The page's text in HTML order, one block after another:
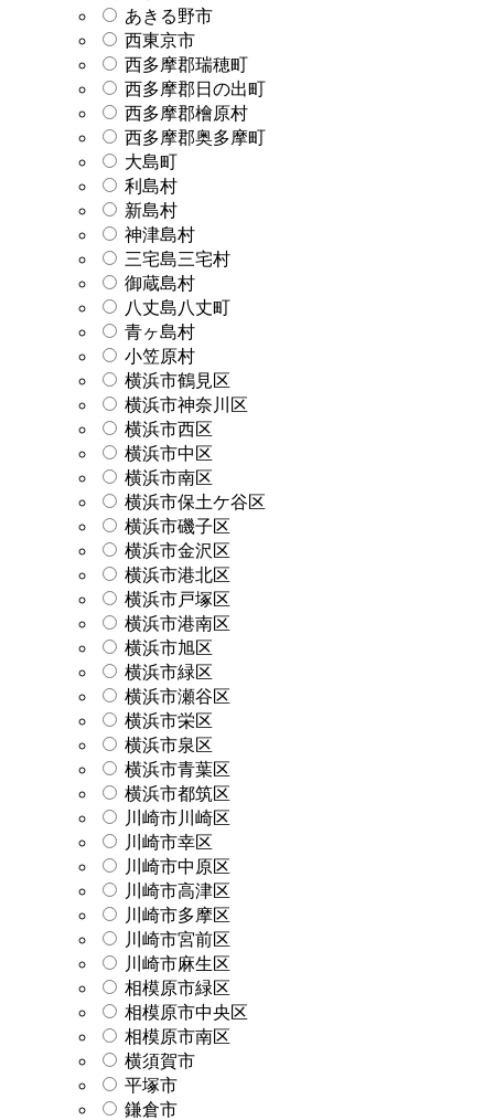
あきる野市
西東京市
西多摩郡瑞穂町
西多摩郡日の出町
西多摩郡檜原村
西多摩郡奥多摩町
大島町
利島村
新島村
神津島村
三宅島三宅村
御蔵島村
八丈島八丈町
青ヶ島村
小笠原村
横浜市鶴見区
横浜市神奈川区
横浜市西区
横浜市中区
横浜市南区
横浜市保土ケ谷区
横浜市磯子区
横浜市金沢区
横浜市港北区
横浜市戸塚区
横浜市港南区
横浜市旭区
横浜市緑区
横浜市瀬谷区
横浜市栄区
横浜市泉区
横浜市青葉区
横浜市都筑区
川崎市川崎区
川崎市幸区
川崎市中原区
川崎市高津区
川崎市多摩区
川崎市宮前区
川崎市麻生区
相模原市緑区
相模原市中央区
相模原市南区
横須賀市
平塚市
鎌倉市